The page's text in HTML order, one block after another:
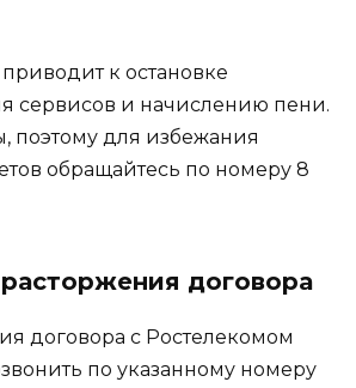
приводит к остановке
сервисов и начислению пени.
поэтому для избежания
обращайтесь по номеру 8
договора
договора с Ростелекомом
по указанному номеру